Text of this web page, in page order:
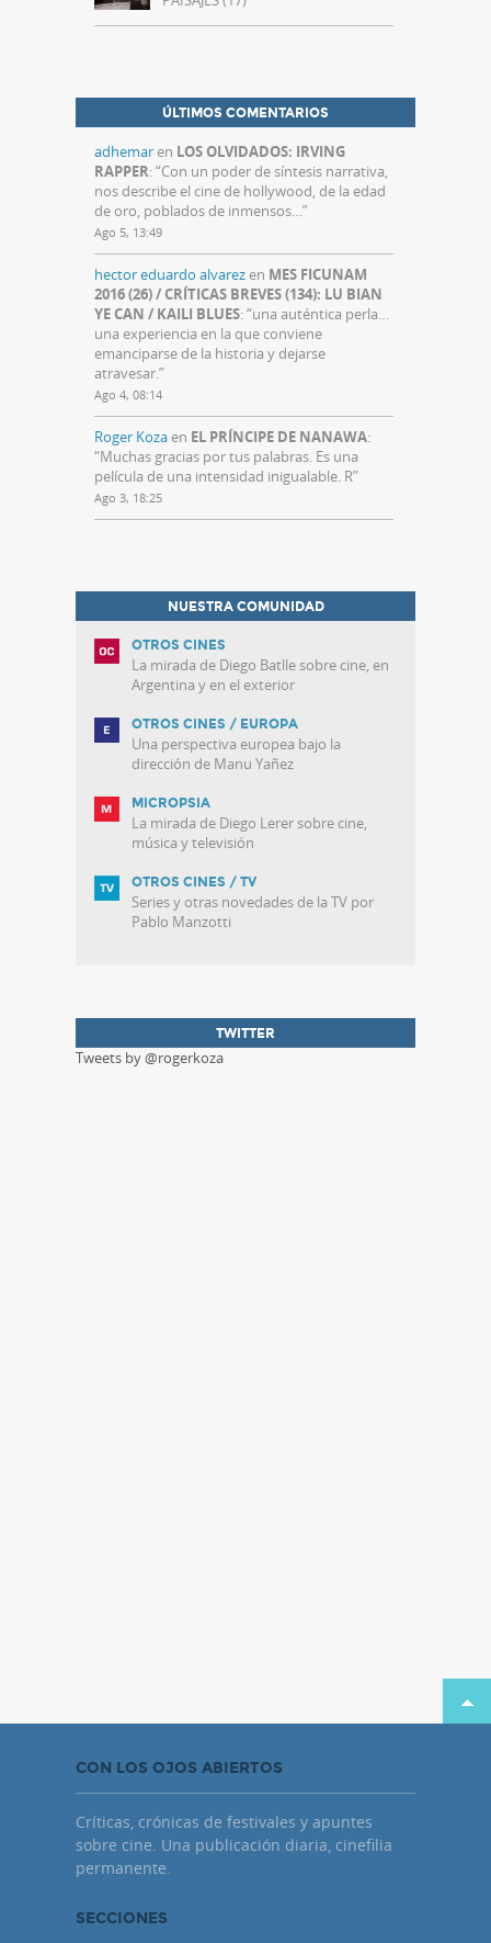
ÚLTIMOS COMENTARIOS
adhemaren LOS OLVIDADOS: IRVING
RAPPER: “Con un poder de síntesis narrativa,
nos describe el cine de hollywood, de la edad
de oro, poblados de inmensos…”
Ago 5, 13:49
hector eduardo alvarezen MES FICUNAM
2016 (26) / CRÍTICAS BREVES (134): LU BIAN
YE CAN / KAILI BLUES: “una auténtica perla…
una experiencia en la que conviene
emanciparse de la historia y dejarse
atravesar.”
Ago 4, 08:14
Roger Kozaen EL PRÍNCIPE DE NANAWA:
“Muchas gracias por tus palabras. Es una
película de una intensidad inigualable. R”
Ago 3, 18:25
NUESTRA COMUNIDAD
OTROS CINES
La mirada de Diego Batlle sobre cine, en
Argentina y en el exterior
OTROS CINES / EUROPA
Una perspectiva europea bajo la
dirección de Manu Yañez
MICROPSIA
La mirada de Diego Lerer sobre cine,
música y televisión
OTROS CINES / TV
Series y otras novedades de la TV por
Pablo Manzotti
TWITTER
Tweets by @rogerkoza
CON LOS OJOS ABIERTOS
Críticas, crónicas de festivales y apuntes
sobre cine. Una publicación diaria, cinefilia
permanente.
SECCIONES